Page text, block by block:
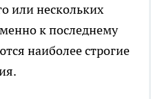
или нескольких
к последнему
наиболее строгие